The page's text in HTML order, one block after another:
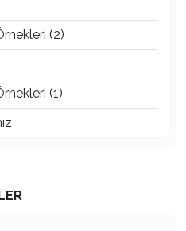
(2)
(1)
İyi Bildiği İşi Yapsa